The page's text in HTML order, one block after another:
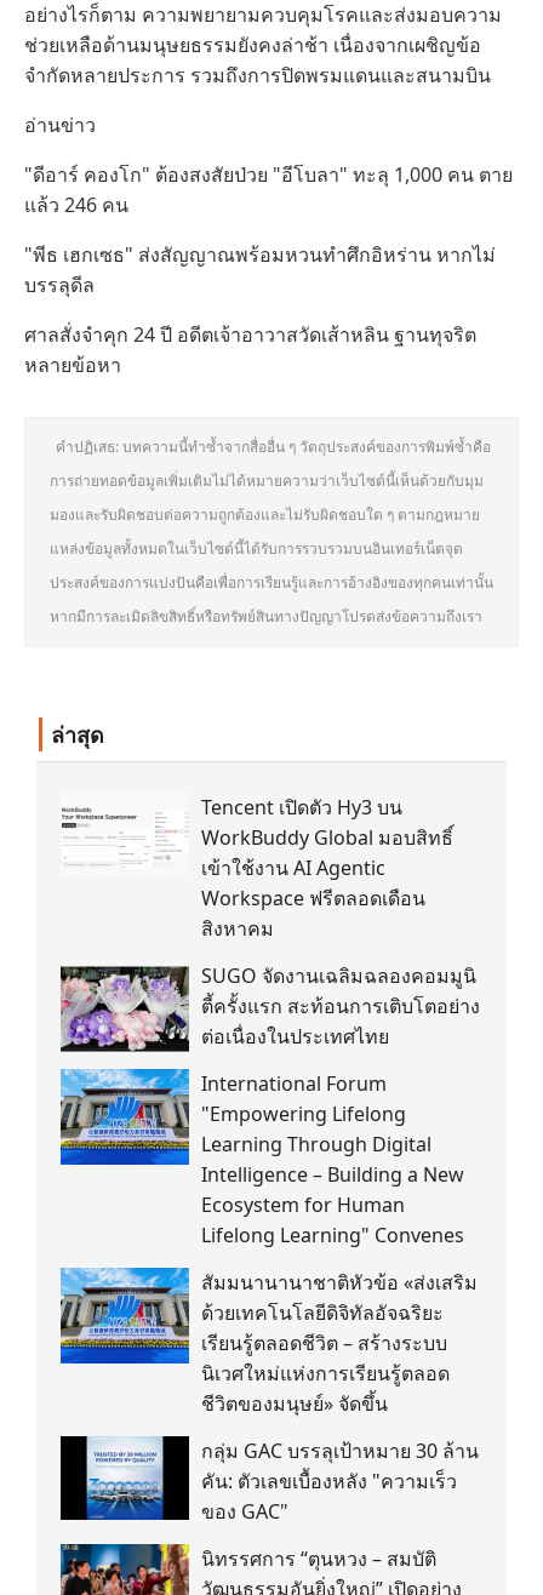
อย่างไรก็ตาม ความพยายามควบคุมโรคและส่งมอบความ
ช่วยเหลือด้านมนุษยธรรมยังคงล่าช้า เนื่องจากเผชิญข้อ
จำกัดหลายประการ รวมถึงการปิดพรมแดนและสนามบิน
อ่านข่าว
"ดีอาร์ คองโก" ต้องสงสัยป่วย "อีโบลา" ทะลุ 1,000 คน ตาย
แล้ว 246 คน
"พีธ เฮกเซธ" ส่งสัญญาณพร้อมหวนทำศึกอิหร่าน หากไม่
บรรลุดีล
ศาลสั่งจำคุก 24 ปี อดีตเจ้าอาวาสวัดเส้าหลิน ฐานทุจริต
หลายข้อหา
คำปฏิเสธ: บทความนี้ทำซ้ำจากสื่ออื่น ๆ วัตถุประสงค์ของการพิมพ์ซ้ำคือ
การถ่ายทอดข้อมูลเพิ่มเติมไม่ได้หมายความว่าเว็บไซต์นี้เห็นด้วยกับมุม
มองและรับผิดชอบต่อความถูกต้องและไม่รับผิดชอบใด ๆ ตามกฎหมาย
แหล่งข้อมูลทั้งหมดในเว็บไซต์นี้ได้รับการรวบรวมบนอินเทอร์เน็ตจุด
ประสงค์ของการแบ่งปันคือเพื่อการเรียนรู้และการอ้างอิงของทุกคนเท่านั้น
หากมีการละเมิดลิขสิทธิ์หรือทรัพย์สินทางปัญญาโปรดส่งข้อความถึงเรา
ล่าสุด
Tencent เปิดตัว Hy3 บน
WorkBuddy Global มอบสิทธิ์
เข้าใช้งาน AI Agentic
Workspace ฟรีตลอดเดือน
สิงหาคม
SUGO จัดงานเฉลิมฉลองคอมมูนิ
ตี้ครั้งแรก สะท้อนการเติบโตอย่าง
ต่อเนื่องในประเทศไทย
International Forum
"Empowering Lifelong
Learning Through Digital
Intelligence – Building a New
Ecosystem for Human
Lifelong Learning" Convenes
สัมมนานานาชาติหัวข้อ «ส่งเสริม
ด้วยเทคโนโลยีดิจิทัลอัจฉริยะ
เรียนรู้ตลอดชีวิต – สร้างระบบ
นิเวศใหม่แห่งการเรียนรู้ตลอด
ชีวิตของมนุษย์» จัดขึ้น
กลุ่ม GAC บรรลุเป้าหมาย 30 ล้าน
คัน: ตัวเลขเบื้องหลัง "ความเร็ว
ของ GAC"
นิทรรศการ “ตุนหวง – สมบัติ
วัฒนธรรมอันยิ่งใหญ่” เปิดอย่าง